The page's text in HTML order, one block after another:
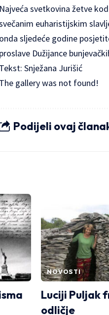
Najveća svetkovina žetve
euharistijskim
onda sljedeće godine
proslave Dužijance
Tekst: Snježana Jurišić
The gallery was not found!
Podijeli ovaj
NOVOSTI
Luciji Puljak
odličje